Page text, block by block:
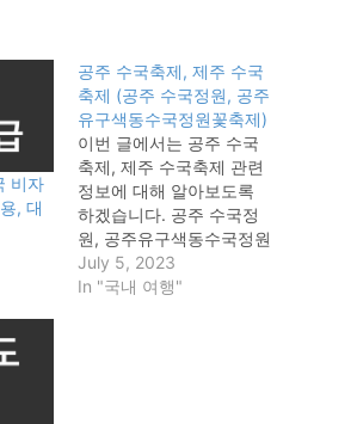
비자
, 대
공주 수국축제, 제주 수국
축제 (공주 수국정원, 공주
유구색동수국정원꽃축제)
이번 글에서는 공주 수국
축제, 제주 수국축제 관련
정보에 대해 알아보도록
하겠습니다. 공주 수국정
원, 공주유구색동수국정원
꽃축제 등 공주 수국축제,
제주 수국축제 관련 정보
July 5, 2023
In "국내 여행"